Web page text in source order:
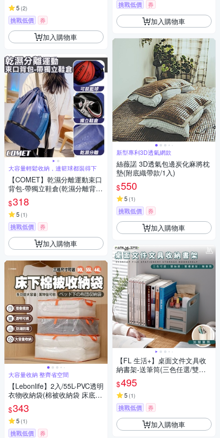
5 (2)
挑戰低價 券
加入購物車
大容量輕鬆收納，連籃球都裝得下
【COMET】乾濕分離運動束口
背包-帶獨立鞋倉(乾濕分離背包
運動背包 後背包 雙肩背包 鞋倉
背包 背包/056)
$318
5 (1)
挑戰低價 券
加入購物車
大容量收納 整齊省空間
【Lebonlife】2入/55L-PVC透明
衣物收納袋(棉被收納袋 床底收
納 床下 收納箱 摺疊收納箱 整
理)
$343
5 (1)
挑戰低價 券
挑戰低價 券
加入購物車
新型專利3D透氣網款
絲薇諾 3D透氣包邊炭化麻將枕
墊(附底織帶款/1入)
$550
5 (1)
挑戰低價 券
加入購物車
【FL 生活+】桌面文件文具收
納書架-送筆筒(三色任選/雙層
抽屜/側邊提把/桌上收納/A-16
9)
$495
5 (1)
挑戰低價 券
加入購物車